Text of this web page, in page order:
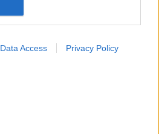
Data Access Privacy Policy